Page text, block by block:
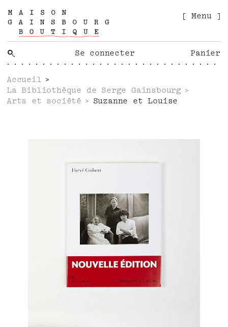
Se connecter Panier
[ Menu ]
Accueil
La Bibliothèque de Serge Gainsbourg
Arts et société
Suzanne et Louise